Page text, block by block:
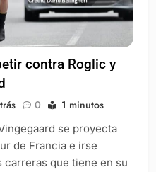
contra Roglic y
0 1 minutos
se proyecta
de Francia e irse
carreras que tiene en su